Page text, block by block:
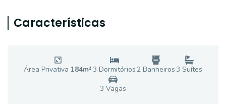
Características
Área Privativa 184m²3 Dormitórios 2 Banheiros3 Suítes
3 Vagas